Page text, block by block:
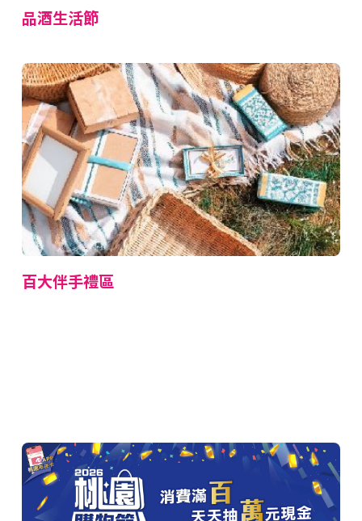
品酒生活節
百大伴手禮區